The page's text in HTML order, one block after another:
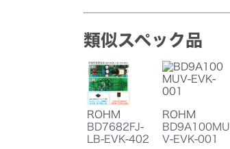
類似スペック品
ROHM
BD7682FJ-
LB-EVK-402
ROHM
BD9A100MU
V-EVK-001